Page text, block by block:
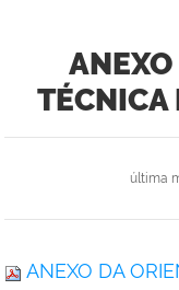
TÉCNICA
última
ANEXO DA